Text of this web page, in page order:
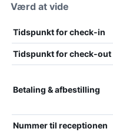
Værd at vide
Tidspunkt for check-in
Tidspunkt for check-out
Betaling & afbestilling
Nummer til receptionen